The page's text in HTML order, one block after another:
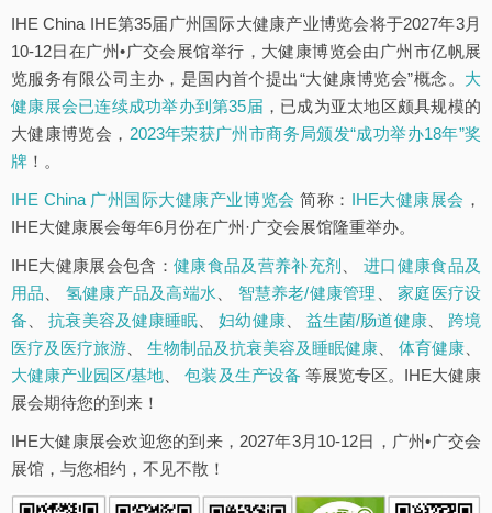
IHE China IHE第35届广州国际大健康产业博览会将于2027年3月
10-12日在广州•广交会展馆举行，大健康博览会由广州市亿帆展
览服务有限公司主办，是国内首个提出“大健康博览会”概念。 大
健康展会已连续成功举办到第35届 ，已成为亚太地区颇具规模的
大健康博览会， 2023年荣获广州市商务局颁发“成功举办18年”奖
牌 ！。
IHE China 广州国际大健康产业博览会 简称： IHE大健康展会 ，
IHE大健康展会每年6月份在广州·广交会展馆隆重举办。
IHE大健康展会包含： 健康食品及营养补充剂 、进口健康食品及
用品
氢健康产品及高端水 智慧养老/健康管理 、家庭医疗设
备 、抗衰美容及健康睡眠 、妇幼健康、 益生菌/肠道健康、 跨境
医疗及医疗旅游
生物制品及抗衰美容及睡眠健康 体育健康
大健康产业园区/基地 、包装及生产设备 等展览专区。IHE大健康
展会期待您的到来！
IHE大健康展会欢迎您的到来，2027年3月10-12日，广州•广交会
展馆，与您相约，不见不散！